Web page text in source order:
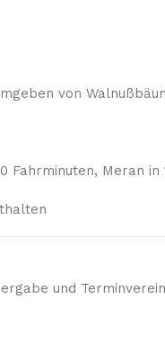
von
Fahrminuten, Meran in
und